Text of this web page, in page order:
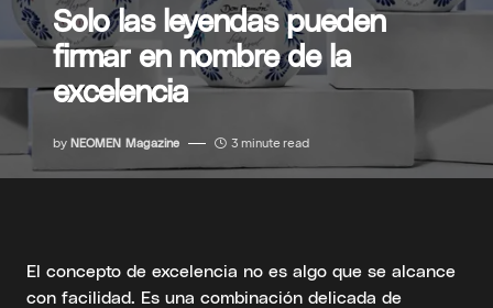
Solo las leyendas pueden
firmar en nombre de la
excelencia
by NEOMEN Magazine 3 minute read
El concepto de excelencia no es algo que se alcance
con facilidad. Es una combinación delicada de